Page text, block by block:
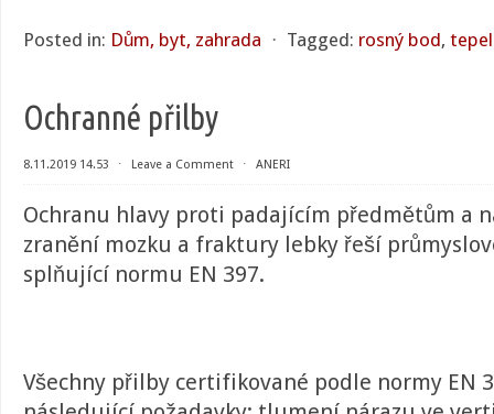
Posted in: Dům, byt, zahrada ⋅ Tagged: rosný bod,
Ochranné přilby
8.11.2019 14.53 ⋅ Leave a Comment ⋅ ANERI
Ochranu hlavy proti padajícím předmětům a
zranění mozku a fraktury lebky řeší
splňující normu EN 397.
Všechny přilby certifikované podle normy EN